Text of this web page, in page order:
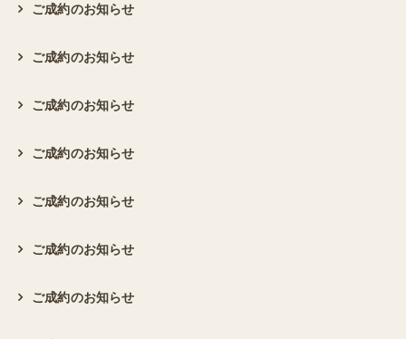
ご成約のお知らせ
ご成約のお知らせ
ご成約のお知らせ
ご成約のお知らせ
ご成約のお知らせ
ご成約のお知らせ
ご成約のお知らせ